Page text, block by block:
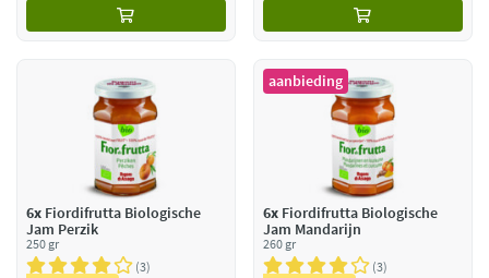
6x Fiordifrutta Biologische
Jam Perzik
250 gr
3
aanbieding
6xFiordifrutta Biologische
Jam Mandarijn
260 gr
3